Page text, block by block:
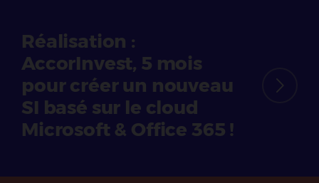
Réalisation :
AccorInvest, 5 mois
pour créer un nouveau
SI basé sur le cloud
Microsoft & Office 365 !